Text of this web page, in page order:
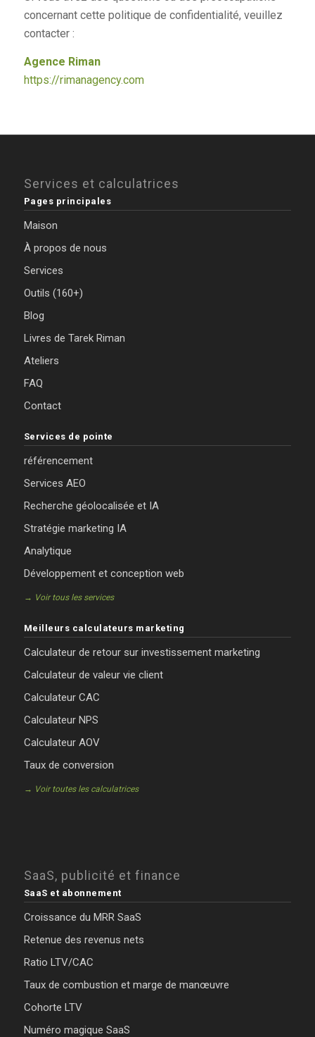
concernant cette politique de confidentialité, veuillez
contacter :
Agence Riman
https://rimanagency.com
Services et calculatrices
Pages principales
Maison
À propos de nous
Services
Outils (160+)
Blog
Livres de Tarek Riman
Ateliers
FAQ
Contact
Services de pointe
référencement
Services AEO
Recherche géolocalisée et IA
Stratégie marketing IA
Analytique
Développement et conception web
→ Voir tous les services
Meilleurs calculateurs marketing
Calculateur de retour sur investissement marketing
Calculateur de valeur vie client
Calculateur CAC
Calculateur NPS
Calculateur AOV
Taux de conversion
→ Voir toutes les calculatrices
SaaS, publicité et finance
SaaS et abonnement
Croissance du MRR SaaS
Retenue des revenus nets
Ratio LTV/CAC
Taux de combustion et marge de manœuvre
Cohorte LTV
Numéro magique SaaS